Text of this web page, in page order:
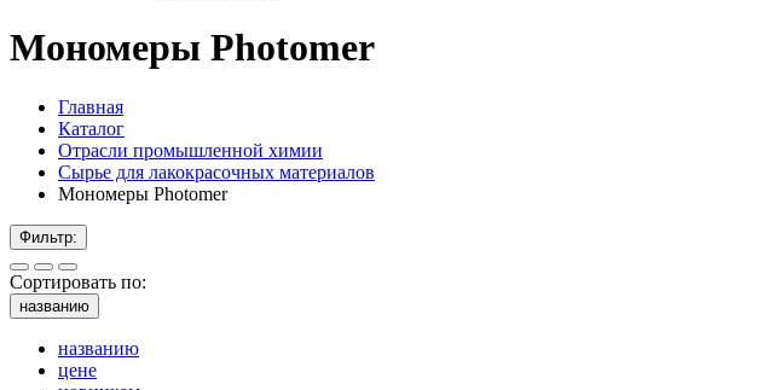
Мономеры Photomer
Главная
Каталог
Отрасли промышленной химии
Сырье для лакокрасочных материалов
Мономеры Photomer
Фильтр:
Сортировать по:
названию
названию
цене